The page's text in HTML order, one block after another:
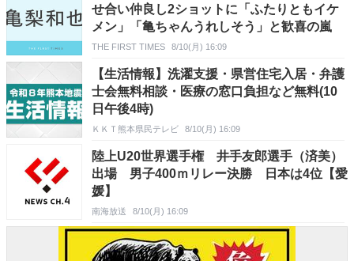
せ合い仲良し2ショットに「ふたりともイケ
メン」「亀ちゃんうれしそう」と歓喜の嵐
THE FIRST TIMES 8/10(月) 16:09
【生活情報】洗濯支援・県営住宅入居・弁護
士会無料相談・医療の窓口負担など無料(10
日午後4時)
ＫＫＴ熊本県民テレビ 8/10(月) 16:09
陸上U20世界選手権 井手友郎選手（済美）
出場 男子400ｍリレー決勝 日本は4位【愛
媛】
南海放送 8/10(月) 16:09